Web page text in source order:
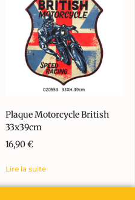
Plaque Motorcycle British
33x39cm
16,90€
Lire la suite